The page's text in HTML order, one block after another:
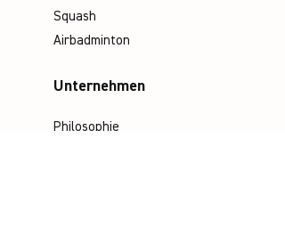
Squash
Airbadminton
Philosophie
Unternehmen